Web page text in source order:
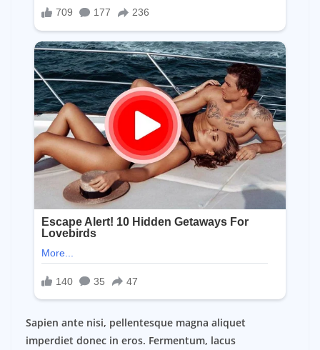
Sapien ante nisi, pellentesque magna aliquet
imperdiet donec in eros. Fermentum, lacus